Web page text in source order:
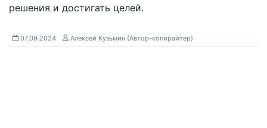
решения и достигать целей.
07.09.2024 Алексей Кузьмин (Автор-копирайтер)